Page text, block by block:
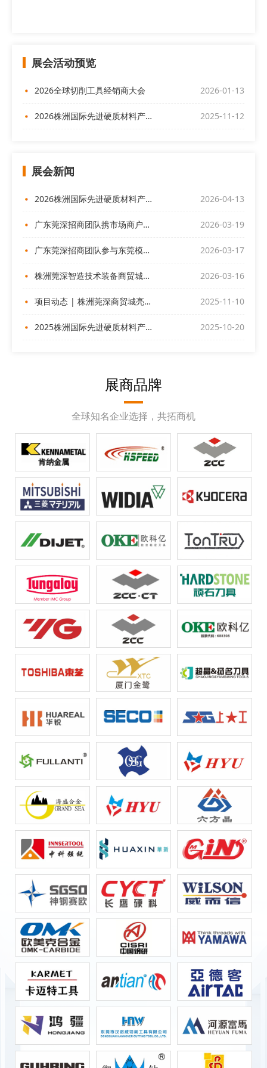
展会活动预览
2026全球切削工具经销商大会 2026-01-13
2026株洲国际先进硬质材料产业博览会 2025-11-12
展会新闻
2026株洲国际先进硬质材料产业博览会欢迎全球客商前来 2026-04-13
广东莞深招商团队携市场商户代表亮相“偌伊之夜”，开展展会招商 2026-03-19
广东莞深招商团队参与东莞模协产销对接交流会 2026-03-17
株洲莞深智造技术装备商贸城与您相约ITES深圳工业展 2026-03-16
项目动态 | 株洲莞深商贸城亮相深圳DMP展 2025-11-10
2025株洲国际先进硬质材料产业博览会昨日盛大开幕！ 2025-10-20
展商品牌
全球知名企业选择，共拓商机